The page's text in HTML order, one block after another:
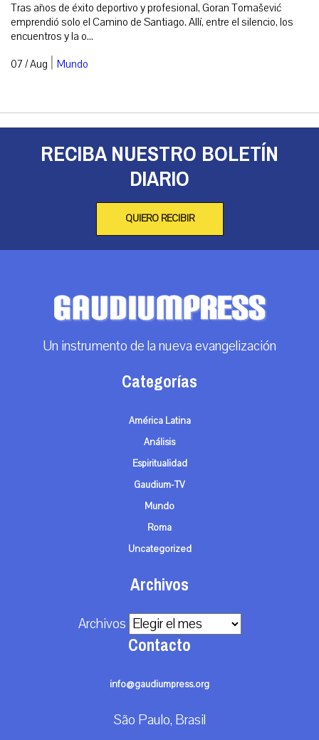
Tras años de éxito deportivo y profesional, Goran Tomašević
emprendió solo el Camino de Santiago. Allí, entre el silencio, los
encuentros y la o...
07 / Aug | Mundo
RECIBA NUESTRO BOLETÍN
DIARIO
QUIERO RECIBIR
Un instrumento de la nueva evangelización
Categorías
América Latina
Análisis
Espiritualidad
Gaudium-TV
Mundo
Roma
Uncategorized
Archivos
Archivos
Contacto
info@gaudiumpress.org
São Paulo, Brasil